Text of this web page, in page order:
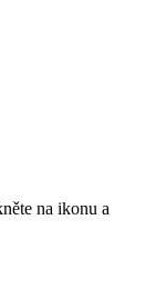
na ikonu a